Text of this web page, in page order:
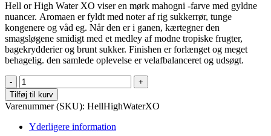
Hell or High Water XO viser en mørk mahogni -farve med gyldne
nuancer. Aromaen er fyldt med noter af rig sukkerrør, tunge
kongenere og våd eg. Når den er i ganen, kærtegner den
smagsløgene smidigt med et medley af modne tropiske frugter,
bagekrydderier og brunt sukker. Finishen er forlænget og meget
behagelig. den samlede oplevelse er velafbalanceret og udsøgt.
Come
Hell
or
High
Water
Tilføj til kurv
Varenummer (SKU): HellHighWaterXO
Yderligere information